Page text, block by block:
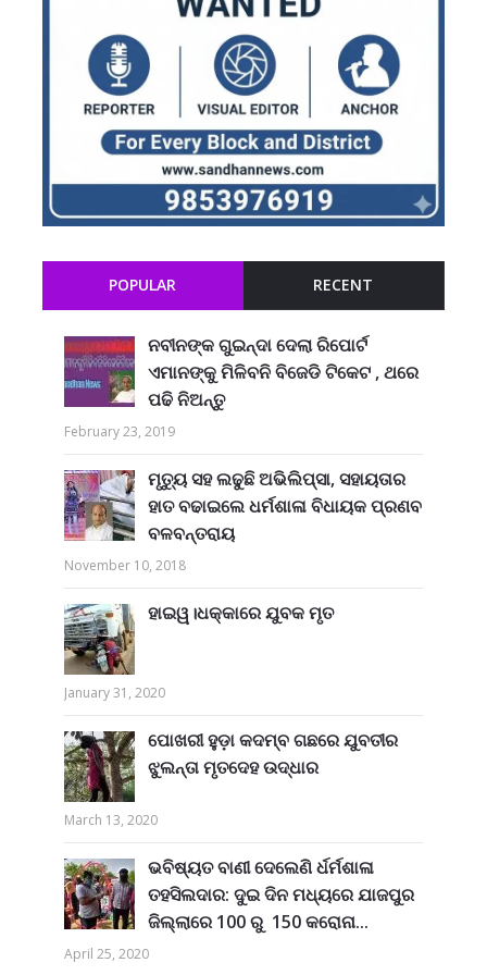
POPULAR RECENT
ନବୀନଙ୍କ ଗୁଇନ୍ଦା ଦେଲା ରିପୋର୍ଟ
ଏମାନଙ୍କୁ ମିଳିବନି ବିଜେଡି ଟିକେଟ , ଥରେ
ପଢି ନିଅନ୍ତୁ
February 23, 2019
ମୃତ୍ୟୁ ସହ ଲଢୁଛି ଅଭିଲିପ୍ସା, ସହାୟତାର
ହାତ ବଢାଇଲେ ଧର୍ମଶାଳା ବିଧାୟକ ପ୍ରଣବ
ବଳବନ୍ତରାୟ
November 10, 2018
ହାଇୱ।ଧକ୍କାରେ ଯୁବକ ମୃତ
January 31, 2020
ପୋଖରୀ ହୁଡ଼ା କଦମ୍ବ ଗଛରେ ଯୁବତୀର
ଝୁଲନ୍ତା ମୃତଦେହ ଉଦ୍ଧାର
March 13, 2020
ଭବିଷ୍ୟତ ବାଣୀ ଦେଲେଣି ର୍ଧର୍ମଶାଳା
ତହସିଲଦାର: ଦୁଇ ଦିନ ମଧ୍ୟରେ ଯାଜପୁର
ଜିଲ୍ଲାରେ 100 ରୁ 150 କରୋନା...
April 25, 2020